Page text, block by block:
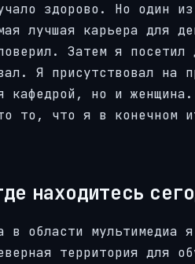
здорово. Но один
лучшая карьера для
Затем я посетил
Я присутствовал на
кафедрой, но и
то, что я в конечном
находитесь
в области мультимедиа
территория для